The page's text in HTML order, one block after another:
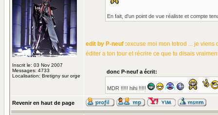
Inscrit le: 03 Nov 2007
Messages: 4733
Localisation: Bretigny sur orge
En fait, d'un point de vue réaliste et compte
edit by P-neuf :excuse moi mon totrod ... je viens
éditer a ton tour et récrire ce que tu disais
donc P-neuf a écrit:
MDR !!!!! hihi !!!!!
Revenir en haut de page